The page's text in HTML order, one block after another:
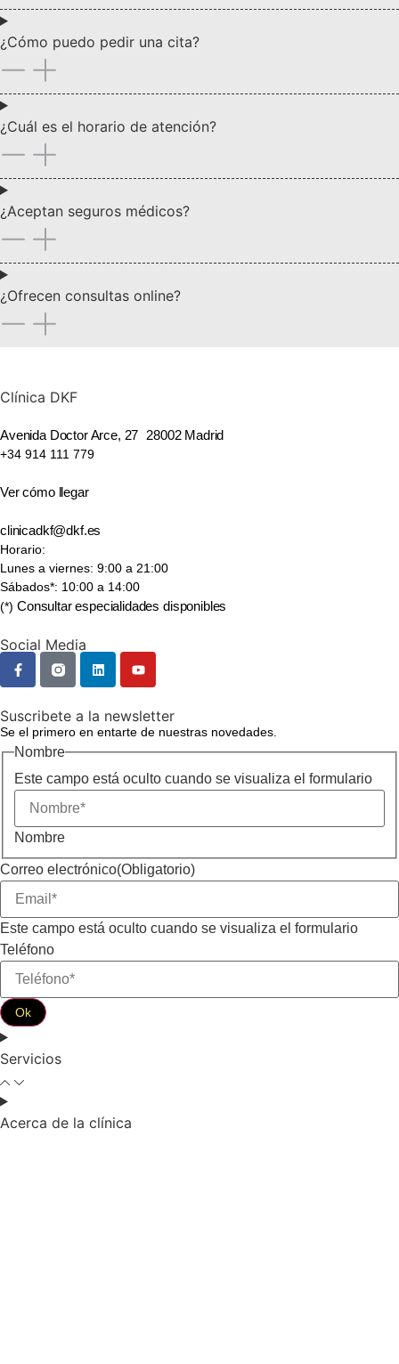
¿Cómo puedo pedir una cita?
¿Cuál es el horario de atención?
¿Aceptan seguros médicos?
¿Ofrecen consultas online?
Clínica DKF
Avenida Doctor Arce, 27 28002 Madrid
+34 914 111 779
Ver cómo llegar
clinicadkf@dkf.es
Horario:
Lunes a viernes: 9:00 a 21:00
Sábados*: 10:00 a 14:00
(*) Consultar especialidades disponibles
Social Media
Suscribete a la newsletter
Se el primero en entarte de nuestras novedades.
Este campo está oculto cuando se visualiza el formulario
Nombre
Nombre
Correo electrónico(Obligatorio)
Este campo está oculto cuando se visualiza el formulario
Teléfono
Servicios
Acerca de la clínica